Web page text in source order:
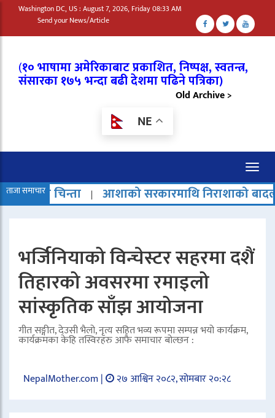
Washington DC, US : August 7, 2026, Friday 08:33 AM
Send your News/Article
(१० भाषामा अमेरिकाबाट प्रकाशित, निष्पक्ष, स्वतन्त्र,
संसारका १७५ भन्दा बढी देशमा पढिने पत्रिका)
Old Archive >
NE
ताजा समाचार
| आशाको सरकारमाथि निराशाको बादल | चार टन
भर्जिनियाको विन्चेस्टर सहरमा दशैं
तिहारको अवसरमा रमाइलो
सांस्कृतिक साँझ आयोजना
गीत सङ्गीत, देउसी भैलो, नृत्य सहित भव्य रूपमा सम्पन्न भयो कार्यक्रम,
कार्यक्रमका केहि तस्विरहरु आफै समाचार बोल्छन :
NepalMother.com | २७ आश्विन २०८२, सोमबार २०:२८